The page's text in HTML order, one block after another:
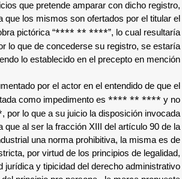
productos o servicios que pretende
pensaría que los mismos son
causahabiente de la obra pictórica “ **** **
del todoerróneo, por lo que de
infringiendo lo establecido en
En relación a lo argumentado por el actor
título de la obra citada como
***** **** ** **** , por lo que a su juicio
no se actualiza; ya que al ser la fracción
Ley de la Propiedad Industrial una norma
aplicación estricta, por virtud de los
seguridad jurídica y tipicidad del